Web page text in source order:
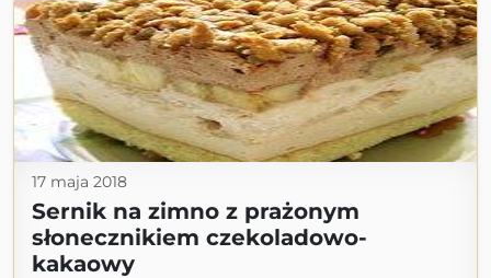
17 maja 2018
Sernik na zimno z prażonym
słonecznikiem czekoladowo-
kakaowy